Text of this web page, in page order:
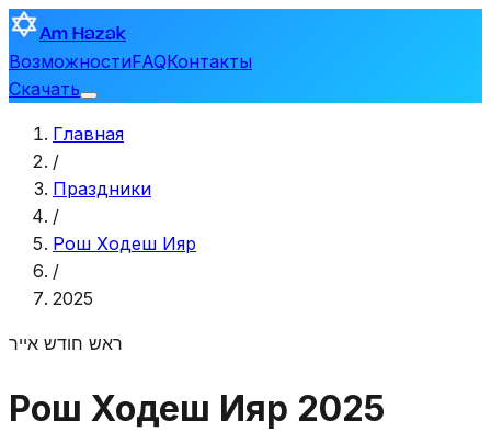
Am Hazak
ВозможностиFAQКонтакты
Скачать
Главная
/
Праздники
/
Рош Ходеш Ияр
/
2025
ראש חודש אייר
Рош Ходеш Ияр 2025